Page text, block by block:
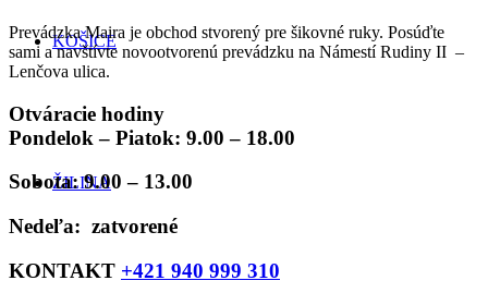
KOŠICE
ŽILINA
Prevádzka Maira je obchod stvorený pre šikovné ruky. Posúďte
sami a navštívte novootvorenú prevádzku na Námestí Rudiny II –
Lenčova ulica.
Otváracie hodiny
Pondelok – Piatok: 9.00 – 18.00
Sobota: 9.00 – 13.00
Nedeľa: zatvorené
KONTAKT +421 940 999 310